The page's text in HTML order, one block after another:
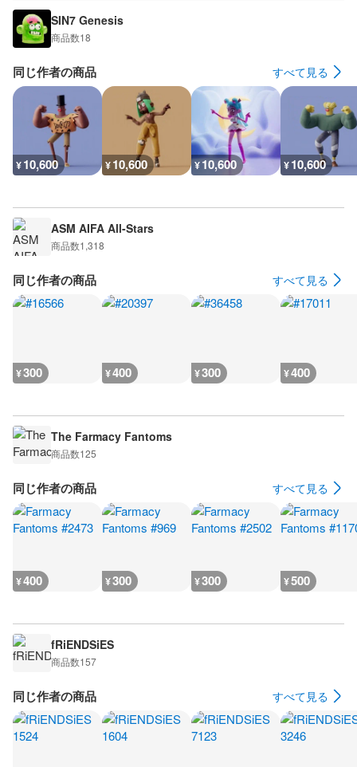
SIN7 Genesis
商品数18
同じ作者の商品 すべて見る
¥10,600 ¥10,600 ¥10,600 ¥10,600
ASM AIFA All-Stars
商品数1,318
同じ作者の商品 すべて見る
¥300 ¥400 ¥300 ¥400
The Farmacy Fantoms
商品数125
同じ作者の商品 すべて見る
¥400 ¥300 ¥300 ¥500
fRiENDSiES
商品数157
同じ作者の商品 すべて見る